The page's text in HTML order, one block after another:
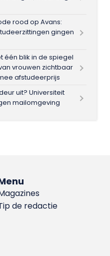
rood op Avans:
gingen
één blik in de spiegel
vrouwen zichtbaar
afstudeerprijs
uit? Universiteit
mailomgeving
de redactie